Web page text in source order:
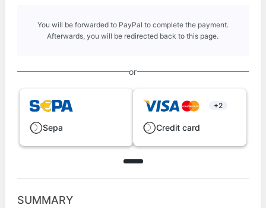
You will be forwarded to PayPal to complete the payment.
Afterwards, you will be redirected back to this page.
or
Sepa
+2
Credit card
SUMMARY